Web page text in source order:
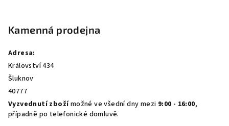
Kamenná prodejna
Adresa:
Království 434
Šluknov
40777
Vyzvednutí zbožímožné ve všední dny mezi 9:00 - 16:00,
případně po telefonické domluvě.